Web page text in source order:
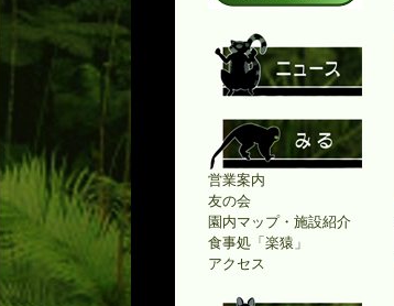
営業案内
友の会
園内マップ・施設紹介
食事処「楽猿」
アクセス